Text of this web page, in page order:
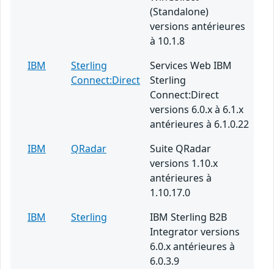
(Standalone)
versions antérieures
à 10.1.8
IBM
Sterling
Connect:Direct
Services Web IBM
Sterling
Connect:Direct
versions 6.0.x à 6.1.x
antérieures à 6.1.0.22
IBM
QRadar
Suite QRadar
versions 1.10.x
antérieures à
1.10.17.0
IBM
Sterling
IBM Sterling B2B
Integrator versions
6.0.x antérieures à
6.0.3.9